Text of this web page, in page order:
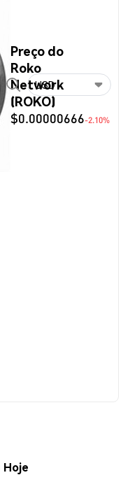
Preço do
Roko
Network
(ROKO)
$0.00000666-2.10%
USD
Hoje